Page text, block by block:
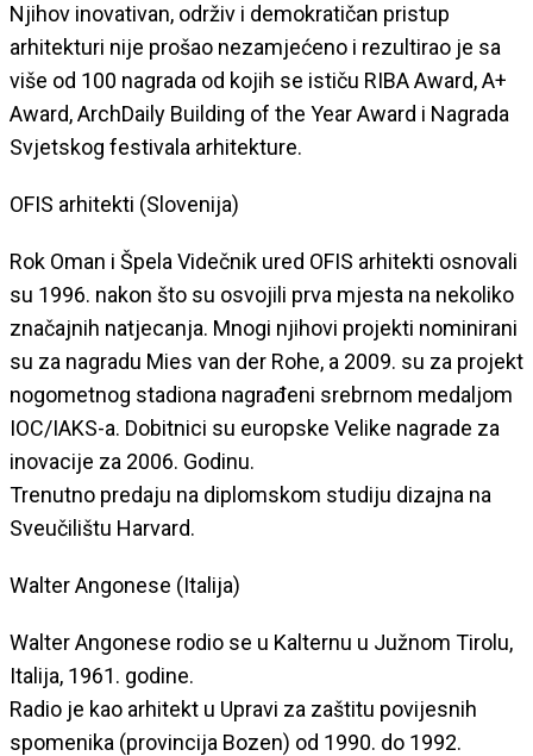
Njihov inovativan, održiv i demokratičan pristup
arhitekturi nije prošao nezamjećeno i rezultirao je sa
više od 100 nagrada od kojih se ističu RIBA Award, A+
Award, ArchDaily Building of the Year Award i Nagrada
Svjetskog festivala arhitekture.
OFIS arhitekti (Slovenija)
Rok Oman i Špela Videčnik ured OFIS arhitekti osnovali
su 1996. nakon što su osvojili prva mjesta na nekoliko
značajnih natjecanja. Mnogi njihovi projekti nominirani
su za nagradu Mies van der Rohe, a 2009. su za projekt
nogometnog stadiona nagrađeni srebrnom medaljom
IOC/IAKS-a. Dobitnici su europske Velike nagrade za
inovacije za 2006. Godinu.
Trenutno predaju na diplomskom studiju dizajna na
Sveučilištu Harvard.
Walter Angonese (Italija)
Walter Angonese rodio se u Kalternu u Južnom Tirolu,
Italija, 1961. godine.
Radio je kao arhitekt u Upravi za zaštitu povijesnih
spomenika (provincija Bozen) od 1990. do 1992.